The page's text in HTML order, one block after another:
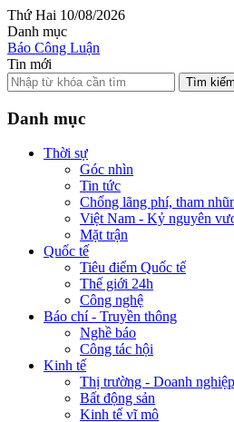
Thứ Hai 10/08/2026
Danh mục
Báo Công Luận
Tin mới
Tìm kiếm
Danh mục
Thời sự
Góc nhìn
Tin tức
Chống lãng phí, tham
Việt Nam - Kỷ nguyên
Mặt trận
Quốc tế
Tiêu điểm Quốc tế
Thế giới 24h
Công nghệ
Báo chí - Truyền thông
Nghề báo
Công tác hội
Kinh tế
Thị trường - Doanh nghiệp
Bất động sản
Kinh tế vĩ mô